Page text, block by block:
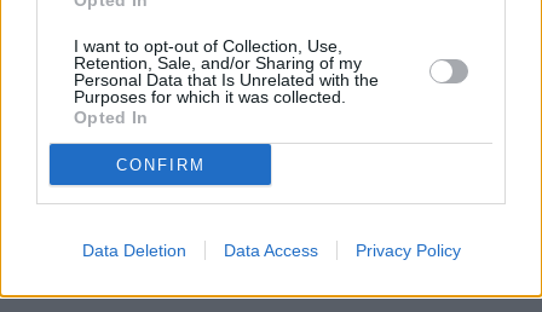
I want to opt-out of Collection, Use,
Retention, Sale, and/or Sharing of my
Personal Data that Is Unrelated with the
Purposes for which it was collected.
Opted In
CONFIRM
Data Deletion Data Access Privacy Policy
Dovolená u moře